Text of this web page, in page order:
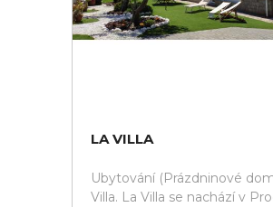
LA VILLA
Ubytování (Prázdninové
Villa. La Villa se nachází v